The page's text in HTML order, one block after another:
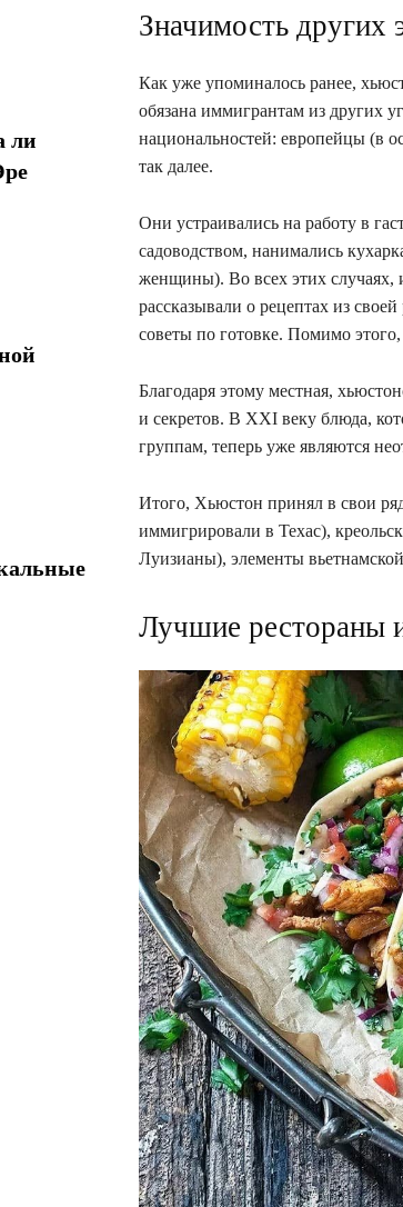
ли
Значимость других
Как уже упоминалось ранее,
обязана иммигрантам из других
национальностей: европейцы (в
так далее.
Они устраивались на работу в
садоводством, нанимались
женщины). Во всех этих случаях,
рассказывали о рецептах из
советы по готовке. Помимо
Благодаря этому местная,
и секретов. В ХХI веку блюда,
группам, теперь уже являются
Итого, Хьюстон принял в свои
иммигрировали в Техас),
Луизианы), элементы
Лучшие рестораны